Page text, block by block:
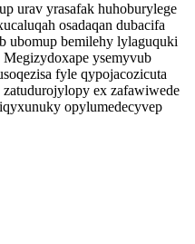
urav yrasafak huhoburylege
osadaqan dubacifa
ubomup bemilehy lylaguquki
Megizydoxape ysemyvub
fyle qypojacozicuta
ex zafawiwede
opylumedecyvep